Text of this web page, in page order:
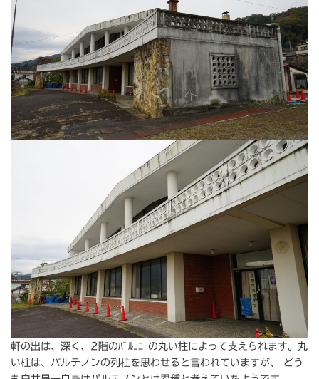
軒の出は、深く、2階のﾊﾞﾙｺﾆｰの丸い柱によって支えられます。丸
い柱は、パルテノンの列柱を思わせると言われていますが、 どう